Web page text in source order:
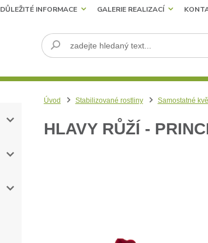
DŮLEŽITÉ INFORMACE GALERIE REALIZACÍ
Úvod Stabilizované rostliny Samostatné
HLAVY RŮŽÍ -